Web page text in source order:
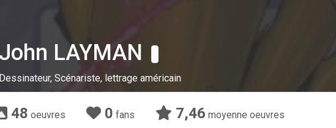
John LAYMAN
Dessinateur, Scénariste, lettrage américain
48 oeuvres 0 fans 7,46 moyenne oeuvres